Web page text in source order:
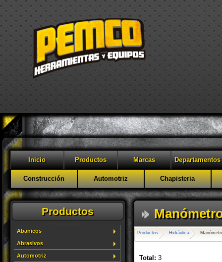
Inicio Productos Marcas Departamentos
Construcción Automotriz Chapisteria
Productos
Abanicos
Abrasivos
Automotriz
Productos Hidráulica
Total: 3